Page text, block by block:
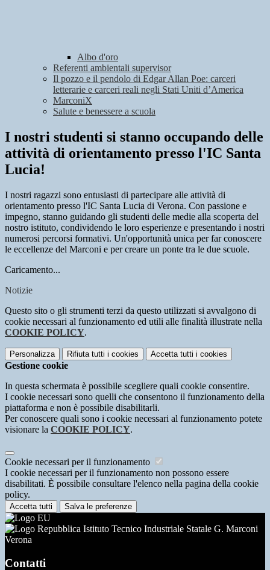
Albo d'oro
Referenti ambientali supervisor
Il pozzo e il pendolo di Edgar Allan Poe: carceri
letterarie e carceri reali negli Stati Uniti d’America
MarconiX
Salute e benessere a scuola
I nostri studenti si stanno occupando delle
attività di orientamento presso l'IC Santa
Lucia!
I nostri ragazzi sono entusiasti di partecipare alle attività di
orientamento presso l'IC Santa Lucia di Verona. Con passione e
impegno, stanno guidando gli studenti delle medie alla scoperta del
nostro istituto, condividendo le loro esperienze e presentando i nostri
numerosi percorsi formativi. Un'opportunità unica per far conoscere
le eccellenze del Marconi e per creare un ponte tra le due scuole.
Caricamento...
Notizie
Questo sito o gli strumenti terzi da questo utilizzati si avvalgono di
cookie necessari al funzionamento ed utili alle finalità illustrate nella
COOKIE POLICY.
Personalizza Rifiuta tutti i cookies Accetta tutti i cookies
Gestione cookie
In questa schermata è possibile scegliere quali cookie consentire.
I cookie necessari sono quelli che consentono il funzionamento della
piattaforma e non è possibile disabilitarli.
Per conoscere quali sono i cookie necessari al funzionamento potete
visionare la COOKIE POLICY.
Cookie necessari per il funzionamento
I cookie necessari per il funzionamento non possono essere
disabilitati. È possibile consultare l'elenco nella pagina della cookie
policy.
Accetta tutti Salva le preferenze
Istituto Tecnico Industriale Statale G. Marconi
Verona
Contatti